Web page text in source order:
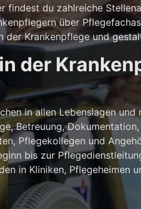
findest du zahlreiche
über
der Krankenpflege und
der
in allen Lebenslagen
Betreuung,
Pflegekollegen und
bis zur
in Kliniken, Pflegeheimen